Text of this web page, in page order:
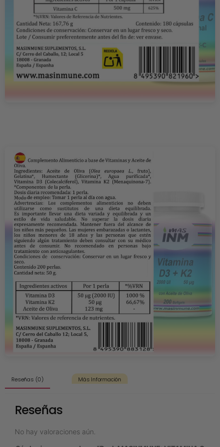
Reseñas (0) Más Información
Reseñas
No hay valoraciones aún.